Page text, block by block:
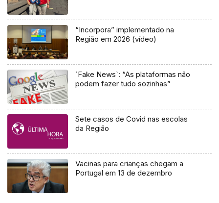
“Incorpora” implementado na
Região em 2026 (vídeo)
`Fake News`: “As plataformas não
podem fazer tudo sozinhas”
Sete casos de Covid nas escolas
da Região
Vacinas para crianças chegam a
Portugal em 13 de dezembro